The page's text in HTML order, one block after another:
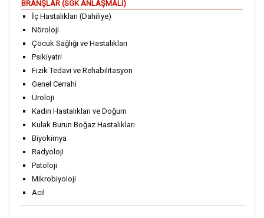
BRANŞLAR (SGK ANLAŞMALI)
İç Hastalıkları (Dahiliye)
Nöroloji
Çocuk Sağlığı ve Hastalıkları
Psikiyatri
Fizik Tedavi ve Rehabilitasyon
Genel Cerrahi
Üroloji
Kadın Hastalıkları ve Doğum
Kulak Burun Boğaz Hastalıkları
Biyokimya
Radyoloji
Patoloji
Mikrobiyoloji
Acil